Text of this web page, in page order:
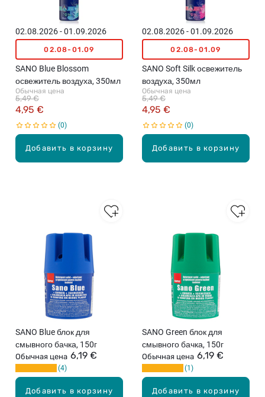
Добавить в корзину
02.08.2026 - 01.09.2026
02.08-01.09
SANO Blue Blossom
освежитель воздуха, 350мл
Обычная цена
4,95 €
5,49 €
0
Добавить в корзину
02.08.2026 - 01.09.2026
02.08-01.09
SANO Soft Silk освежитель
воздуха, 350мл
Обычная цена
4,95 €
5,49 €
0
Добавить в корзину
SANO Blue блок для
смывного бачка, 150г
Обычная цена 6,19 €
4
Добавить в корзину
SANO Green блок для
смывного бачка, 150г
Обычная цена 6,19 €
1